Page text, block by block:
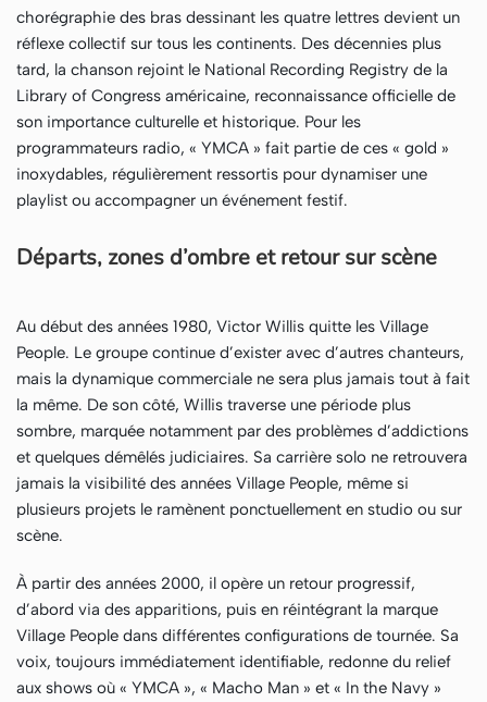
chorégraphie des bras dessinant les quatre lettres devient un
réflexe collectif sur tous les continents. Des décennies plus
tard, la chanson rejoint le National Recording Registry de la
Library of Congress américaine, reconnaissance officielle de
son importance culturelle et historique. Pour les
programmateurs radio, « YMCA » fait partie de ces « gold »
inoxydables, régulièrement ressortis pour dynamiser une
playlist ou accompagner un événement festif.
Départs, zones d’ombre et retour sur scène
Au début des années 1980, Victor Willis quitte les Village
People. Le groupe continue d’exister avec d’autres chanteurs,
mais la dynamique commerciale ne sera plus jamais tout à fait
la même. De son côté, Willis traverse une période plus
sombre, marquée notamment par des problèmes d’addictions
et quelques démêlés judiciaires. Sa carrière solo ne retrouvera
jamais la visibilité des années Village People, même si
plusieurs projets le ramènent ponctuellement en studio ou sur
scène.
À partir des années 2000, il opère un retour progressif,
d’abord via des apparitions, puis en réintégrant la marque
Village People dans différentes configurations de tournée. Sa
voix, toujours immédiatement identifiable, redonne du relief
aux shows où « YMCA », « Macho Man » et « In the Navy »